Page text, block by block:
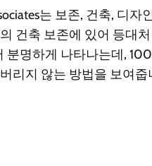
는 보존, 건축, 디
건축 보존에 있어 등대
분명하게 나타나는데,
리지 않는 방법을 보여줍